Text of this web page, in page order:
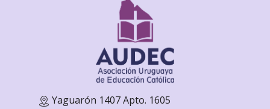
Yaguarón 1407 Apto. 1605